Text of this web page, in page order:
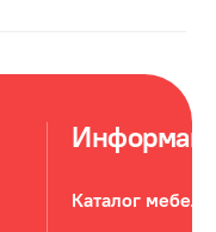
Каталог мебели